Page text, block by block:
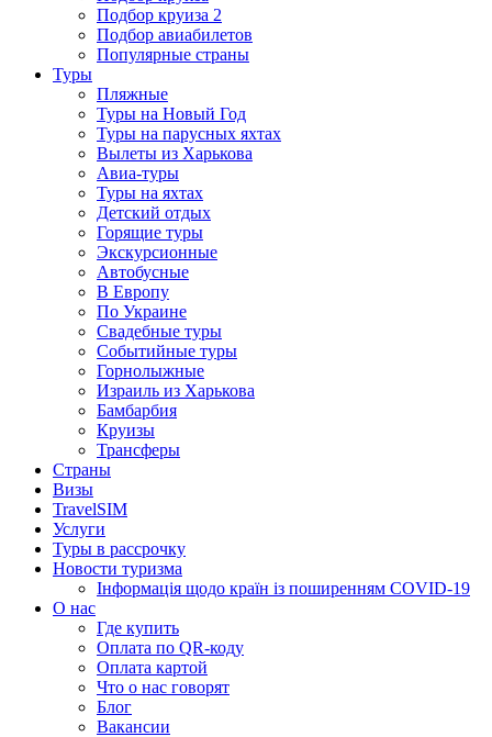
Подбор круиза 2
Подбор авиабилетов
Популярные страны
Туры
Пляжные
Туры на Новый Год
Туры на парусных яхтах
Вылеты из Харькова
Авиа-туры
Туры на яхтах
Детский отдых
Горящие туры
Экскурсионные
Автобусные
В Европу
По Украине
Свадебные туры
Событийные туры
Горнолыжные
Израиль из Харькова
Бамбарбия
Круизы
Трансферы
Страны
Визы
TravelSIM
Услуги
Туры в рассрочку
Новости туризма
Інформація щодо країн із поширенням COVID-19
О нас
Где купить
Оплата по QR-коду
Оплата картой
Что о нас говорят
Блог
Вакансии